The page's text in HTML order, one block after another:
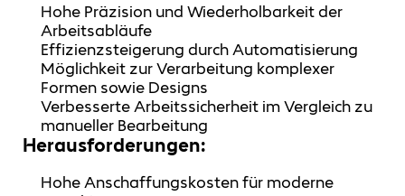
Hohe Präzision und Wiederholbarkeit der
Arbeitsabläufe
Effizienzsteigerung durch Automatisierung
Möglichkeit zur Verarbeitung komplexer
Formen sowie Designs
Verbesserte Arbeitssicherheit im Vergleich zu
manueller Bearbeitung
Herausforderungen:
Hohe Anschaffungskosten für moderne